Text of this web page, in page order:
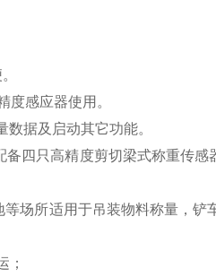
度感应器使用。
据及启动其它功能。
四只高精度剪切梁式称重传
场所适用于吊装物料称量，
；